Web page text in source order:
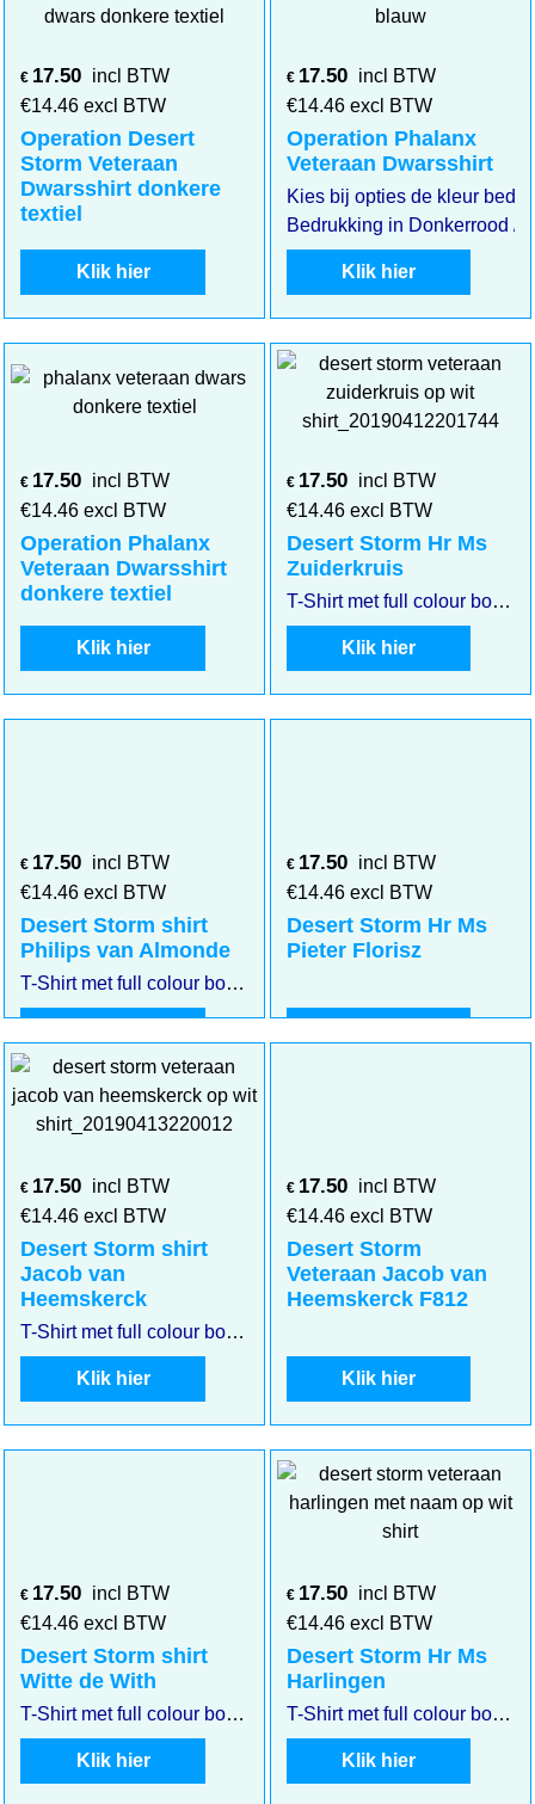
€ 17.50 incl BTW
€14.46 excl BTW
Operation Desert
Storm Veteraan
Dwarsshirt donkere
textiel
Klik hier
€ 17.50 incl BTW
€14.46 excl BTW
Operation Phalanx
Veteraan Dwarsshirt
Kies bij opties de kleur
Bedrukking in Donkerrood /
Klik hier
€ 17.50 incl BTW
€14.46 excl BTW
Operation Phalanx
Veteraan Dwarsshirt
donkere textiel
Klik hier
€ 17.50 incl BTW
€14.46 excl BTW
Desert Storm Hr Ms
Zuiderkruis
T-Shirt met full colour borstembleem Desert storm Hr. Ms. Zuiderkruis. Klik op de afbeelding voor een vergroting
Klik hier
€ 17.50 incl BTW
€14.46 excl BTW
Desert Storm shirt
Philips van Almonde
T-Shirt met full colour borstembleem Desert storm Hr. Ms. Philips van Almonde.
€ 17.50 incl BTW
€14.46 excl BTW
Desert Storm Hr Ms
Pieter Florisz
€ 17.50 incl BTW
€14.46 excl BTW
Desert Storm shirt
Jacob van
Heemskerck
T-Shirt met full colour borstembleem Desert storm Hr. Ms. Jacob van Heemskerck. Klik op de afbeelding voor een vergroting
Klik hier
€ 17.50 incl BTW
€14.46 excl BTW
Desert Storm
Veteraan Jacob van
Heemskerck F812
Klik hier
€ 17.50 incl BTW
€14.46 excl BTW
Desert Storm shirt
Witte de With
T-Shirt met full colour borstembleem Desert storm Hr. Ms. Witte de With.
Klik hier
€ 17.50 incl BTW
€14.46 excl BTW
Desert Storm Hr Ms
Harlingen
T-Shirt met full colour borstembleem Desert storm Hr. Ms. Harlingen. Klik op de afbeelding voor een vergroting
Klik hier